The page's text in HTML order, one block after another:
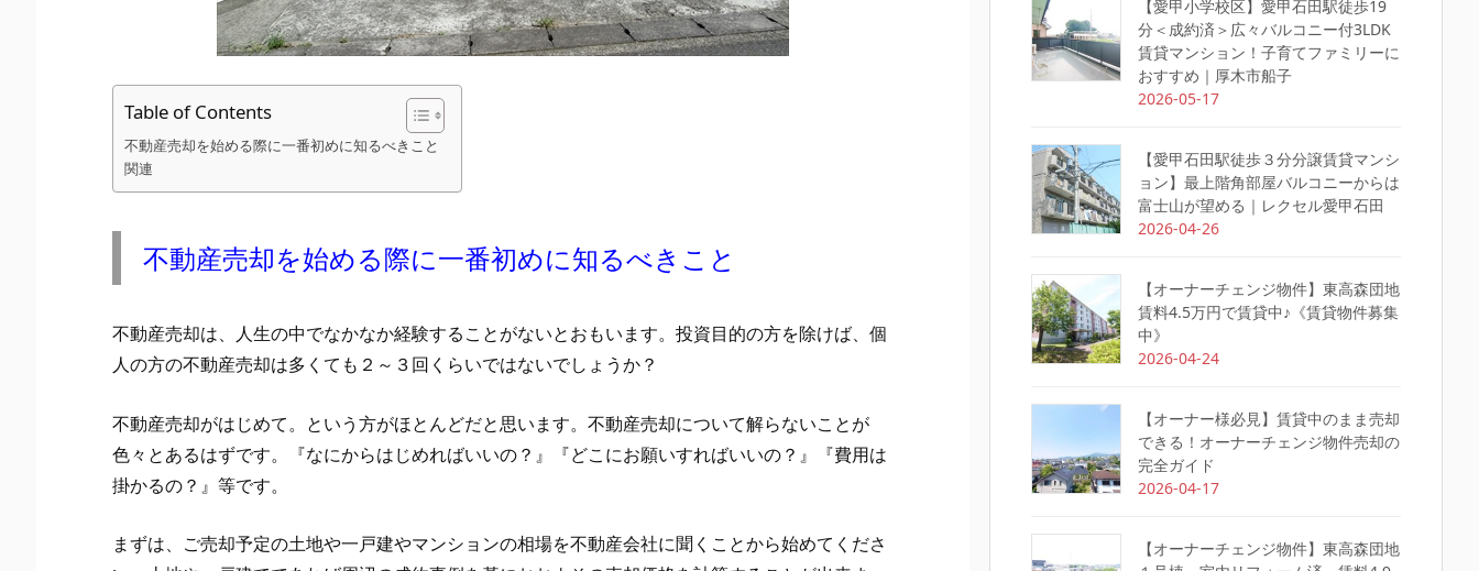
Table of Contents
不動産売却を始める際に一番初めに知るべきこと
関連
不動産売却を始める際に一番初めに知るべきこと
不動産売却は、人生の中でなかなか経験することがないとおもいます。投資目的の方を除けば、個
人の方の不動産売却は多くても２～３回くらいではないでしょうか？
不動産売却がはじめて。という方がほとんどだと思います。不動産売却について解らないことが
色々とあるはずです。『なにからはじめればいいの？』『どこにお願いすればいいの？』『費用は
掛かるの？』等です。
まずは、ご売却予定の土地や一戸建やマンションの相場を不動産会社に聞くことから始めてくださ
【愛甲小学校区】愛甲石田駅徒歩19
分＜成約済＞広々バルコニー付3LDK
賃貸マンション！子育てファミリーに
おすすめ｜厚木市船子
2026-05-17
【愛甲石田駅徒歩３分分譲賃貸マンシ
ョン】最上階角部屋バルコニーからは
富士山が望める｜レクセル愛甲石田
2026-04-26
【オーナーチェンジ物件】東高森団地
賃料4.5万円で賃貸中♪《賃貸物件募集
中》
2026-04-24
【オーナー様必見】賃貸中のまま売却
できる！オーナーチェンジ物件売却の
完全ガイド
2026-04-17
【オーナーチェンジ物件】東高森団地